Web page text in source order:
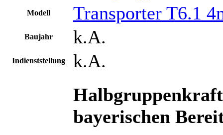
Modell Transporter T6.1
Baujahr k.A.
Indienststellung k.A.
bayerischen